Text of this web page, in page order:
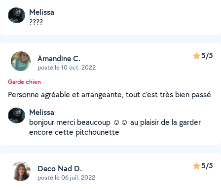
Melissa
????
Amandine C.
posté le 10 oct. 2022
5/5
Garde chien
Personne agréable et arrangeante, tout c’est très bien passé
Melissa
bonjour merci beaucoup ☺️☺️ au plaisir de la garder
encore cette pitchounette
Deco Nad D.
posté le 06 juil. 2022
5/5